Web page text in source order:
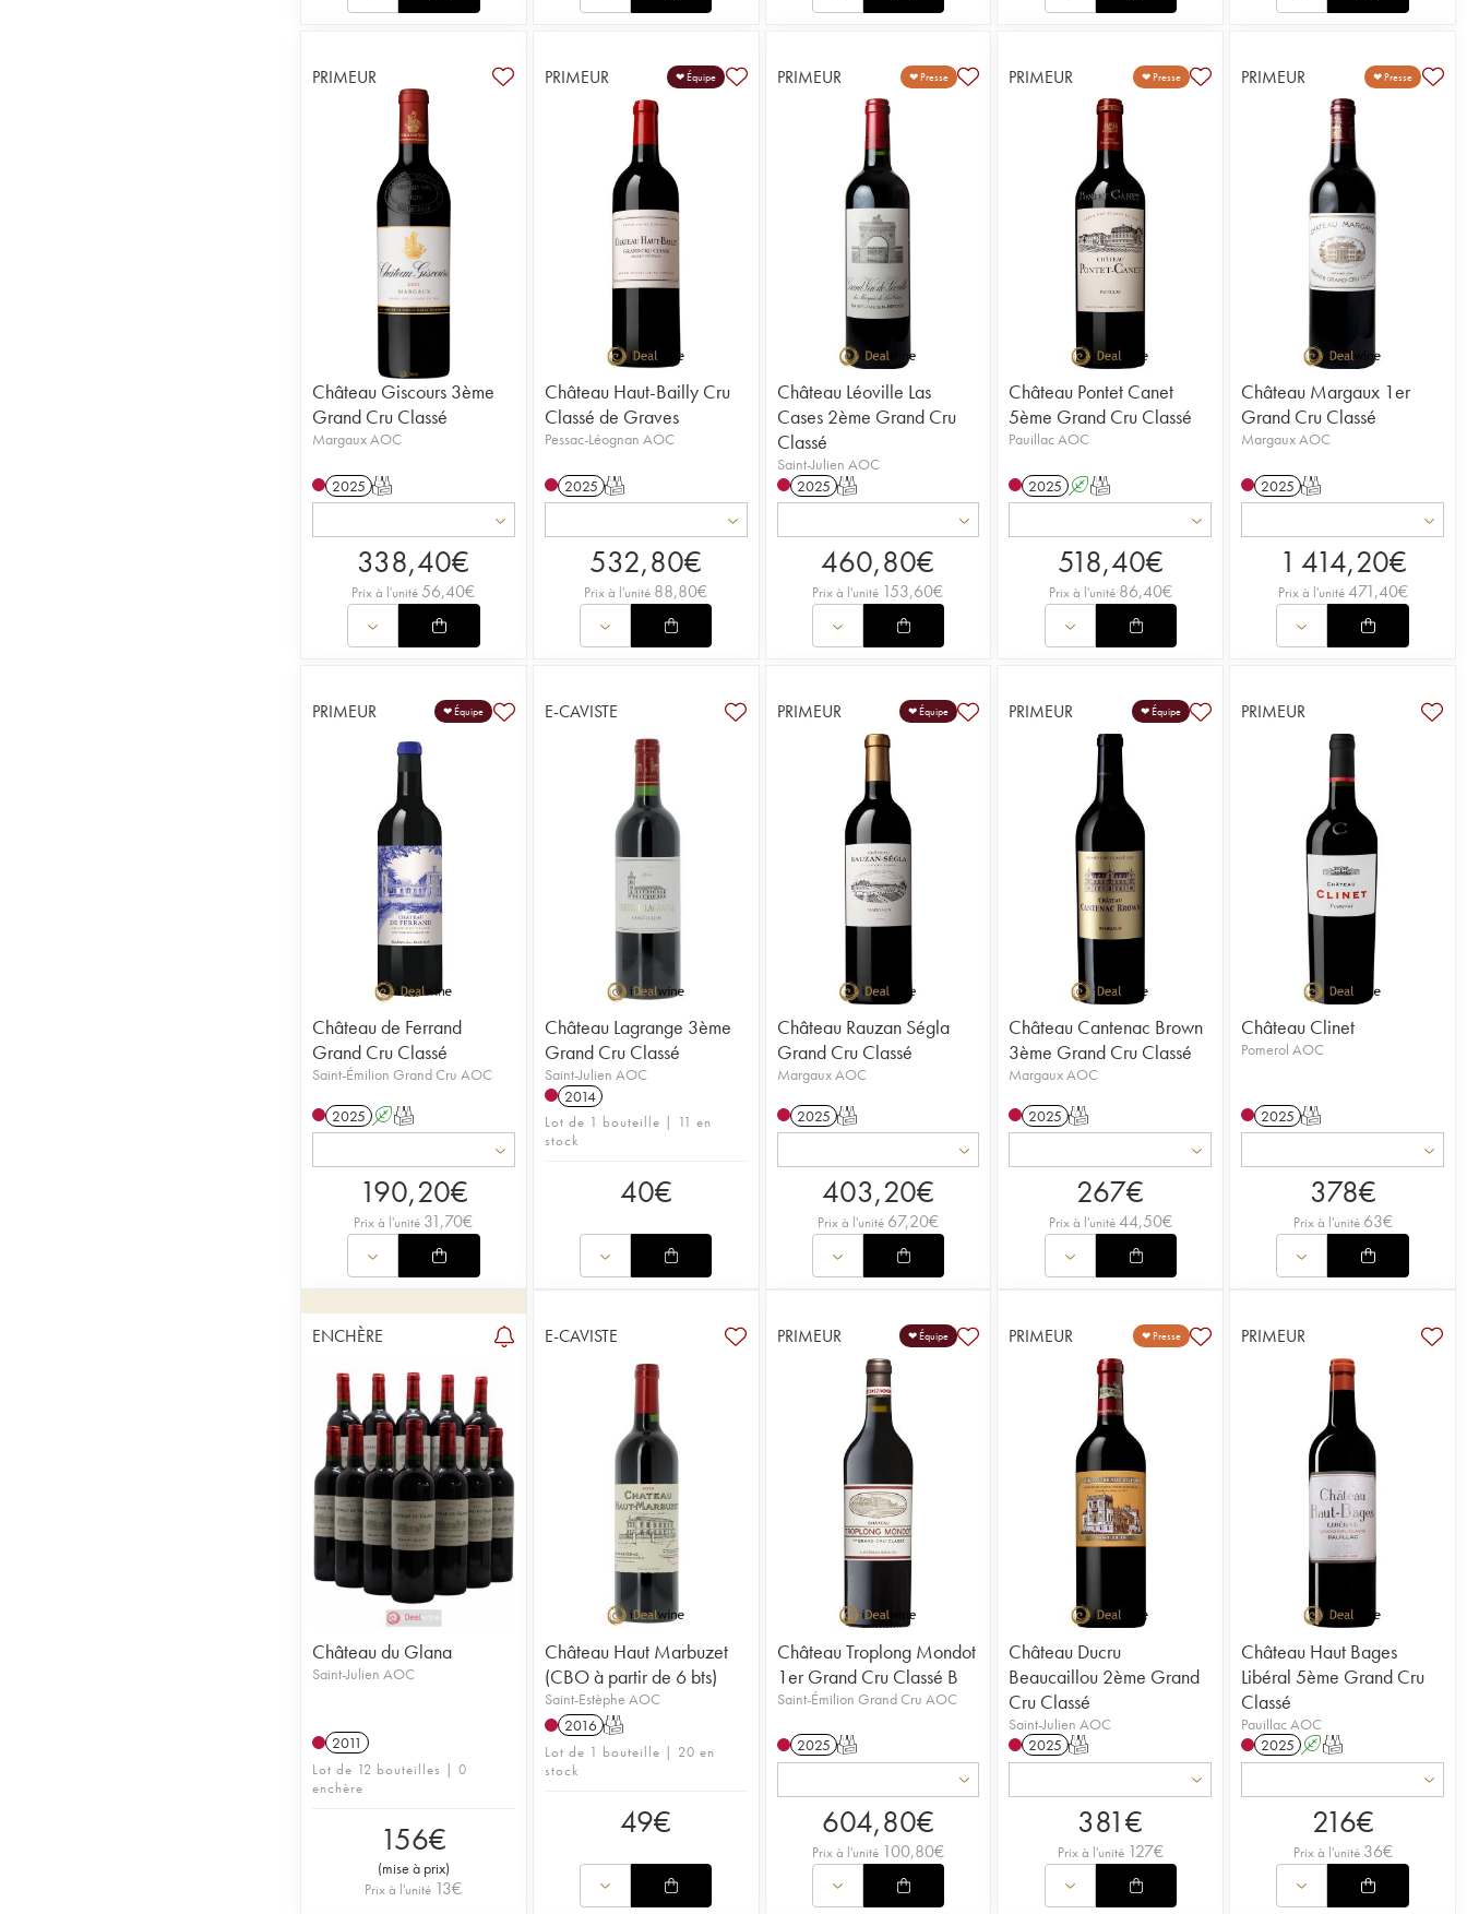
PRIMEUR
Château Giscours 3ème
Grand Cru Classé
Margaux AOC
2025 T
338,40€
Prix à l'unité 56,40€
PRIMEUR ❤ Équipe
Château Haut-Bailly Cru
Classé de Graves
Pessac-Léognan AOC
2025 T
532,80€
Prix à l'unité 88,80€
PRIMEUR ❤ Presse
Château Léoville Las
Cases 2ème Grand Cru
Classé
Saint-Julien AOC
2025 T
460,80€
Prix à l'unité 153,60€
PRIMEUR ❤ Presse
Château Pontet Canet
5ème Grand Cru Classé
Pauillac AOC
2025 AT
518,40€
Prix à l'unité 86,40€
PRIMEUR ❤ Presse
Château Margaux 1er
Grand Cru Classé
Margaux AOC
2025 T
1 414,20€
Prix à l'unité 471,40€
PRIMEUR ❤ Équipe
Château de Ferrand
Grand Cru Classé
Saint-Émilion Grand Cru AOC
2025 AT
190,20€
Prix à l'unité 31,70€
E-CAVISTE
Château Lagrange 3ème
Grand Cru Classé
Saint-Julien AOC
2014
Lot de 1 bouteille | 11 en
stock
40€
PRIMEUR ❤ Équipe
Château Rauzan Ségla
Grand Cru Classé
Margaux AOC
2025 T
403,20€
Prix à l'unité 67,20€
PRIMEUR ❤ Équipe
Château Cantenac Brown
3ème Grand Cru Classé
Margaux AOC
2025 T
267€
Prix à l'unité44,50€
PRIMEUR
Château Clinet
Pomerol AOC
2025 T
378€
Prix à l'unité 63€
ENCHÈRE
Château du Glana
Saint-Julien AOC
2011
Lot de 12 bouteilles | 0
enchère
156€
(mise à prix)
Prix à l'unité 13€
E-CAVISTE
Château Haut Marbuzet
(CBO à partir de 6 bts)
Saint-Estèphe AOC
2016 T
Lot de 1 bouteille | 20 en
stock
49€
PRIMEUR ❤ Équipe
Château Troplong Mondot
1er Grand Cru Classé B
Saint-Émilion Grand Cru AOC
2025 T
604,80€
Prix à l'unité 100,80€
PRIMEUR ❤ Presse
Château Ducru
Beaucaillou 2ème Grand
Cru Classé
Saint-Julien AOC
2025 T
381€
Prix à l'unité 127€
PRIMEUR
Château Haut Bages
Libéral 5ème Grand Cru
Classé
Pauillac AOC
2025 AT
216€
Prix à l'unité 36€